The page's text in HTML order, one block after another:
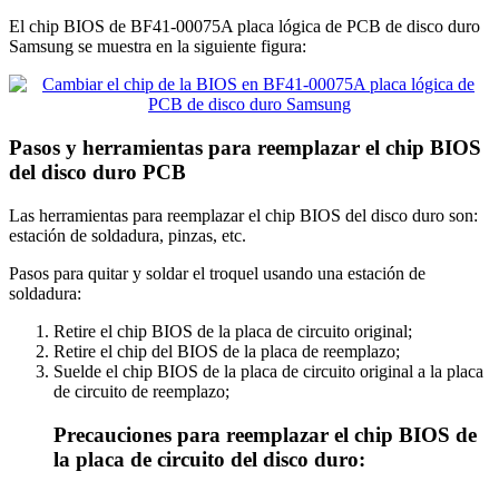
El chip BIOS de BF41-00075A placa lógica de PCB de disco duro
Samsung se muestra en la siguiente figura:
Pasos y herramientas para reemplazar el chip BIOS
del disco duro PCB
Las herramientas para reemplazar el chip BIOS del disco duro son:
estación de soldadura, pinzas, etc.
Pasos para quitar y soldar el troquel usando una estación de
soldadura:
Retire el chip BIOS de la placa de circuito original;
Retire el chip del BIOS de la placa de reemplazo;
Suelde el chip BIOS de la placa de circuito original a la placa
de circuito de reemplazo;
Precauciones para reemplazar el chip BIOS de
la placa de circuito del disco duro: